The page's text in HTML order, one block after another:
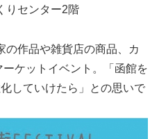
りセンター2階
の作品や雑貨店の商品、カ
ケットイベント。「函館を
していけたら」との思いで